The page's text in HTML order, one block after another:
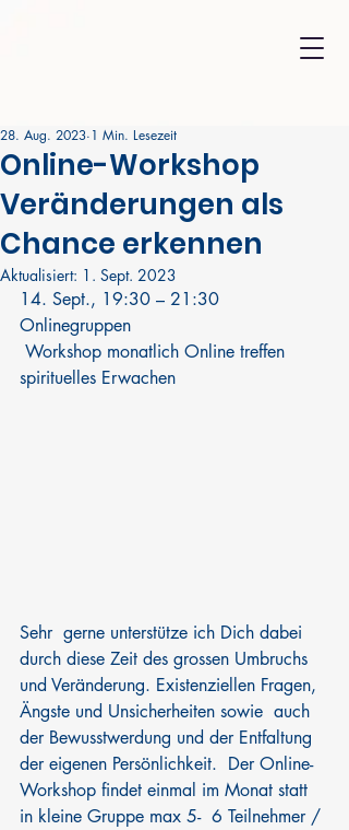
Online-Workshop
Veränderungen als
Chance erkennen
28. Aug. 2023 1 Min. Lesezeit
Aktualisiert: 1. Sept. 2023
14. Sept., 19:30 – 21:30
Onlinegruppen
spirituelles Erwachen
Sehr  gerne unterstütze ich Dich dabei
durch diese Zeit des grossen Umbruchs
und Veränderung. Existenziellen Fragen,
Ängste und Unsicherheiten sowie  auch
der Bewusstwerdung und der Entfaltung
der eigenen Persönlichkeit.  Der Online-
Workshop findet einmal im Monat statt
in kleine Gruppe max 5-  6 Teilnehmer /